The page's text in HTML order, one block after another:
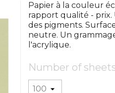
Papier à la couleur
rapport qualité -
des pigments.
neutre. Un
l'acrylique.
Number of